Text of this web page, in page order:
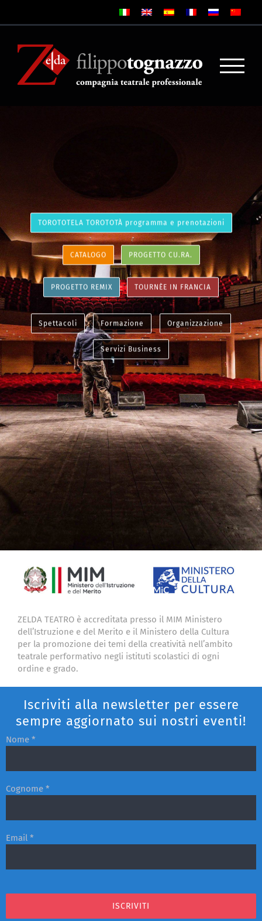
TOROTOTELA TOROTOTÀ programma e prenotazioni
CATALOGO PROGETTO CU.RA.
PROGETTO REMIX TOURNÈE IN FRANCIA
Spettacoli Formazione Organizzazione
Servizi Business
ZELDA TEATRO è accreditata presso il MIM Ministero
dell’Istruzione e del Merito e il Ministero della Cultura
per la promozione dei temi della creatività nell’ambito
teatrale performativo negli istituti scolastici di ogni
ordine e grado.
Iscriviti alla newsletter per essere
sempre aggiornato sui nostri eventi!
Nome *
Cognome *
Email *